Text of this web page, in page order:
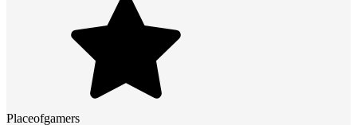
Placeofgamers